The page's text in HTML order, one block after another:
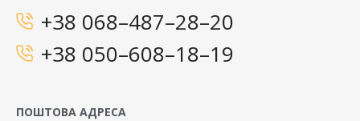
+38 068–487–28–20
+38 050–608–18–19
ПОШТОВА АДРЕСА